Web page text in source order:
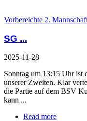
Vorbereichte 2.
SG ...
2025-11-28
Sonntag um 13:15 Uhr ist
unserer Zweiten. Klar
die Partie auf dem BSV
kann ...
Read more